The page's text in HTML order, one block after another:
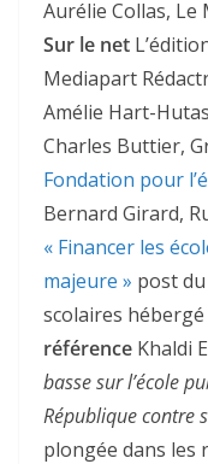
Aurélie Collas, Le
Sur le net
Mediapart
Amélie Hart-
Charles Buttier,
Fondation pour
Bernard Girard,
« Financer les
majeure » post
scolaires
référence Khaldi
basse sur l’école
République contre
plongée dans les